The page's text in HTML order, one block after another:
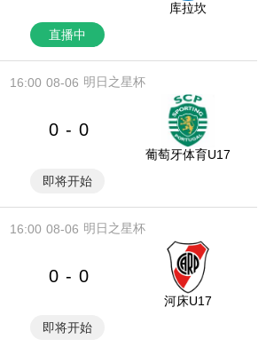
库拉坎
直播中
08-06
16:00 明日之星杯
0 - 0
葡萄牙体育U17
即将开始
08-06
16:00 明日之星杯
0 - 0
河床U17
即将开始